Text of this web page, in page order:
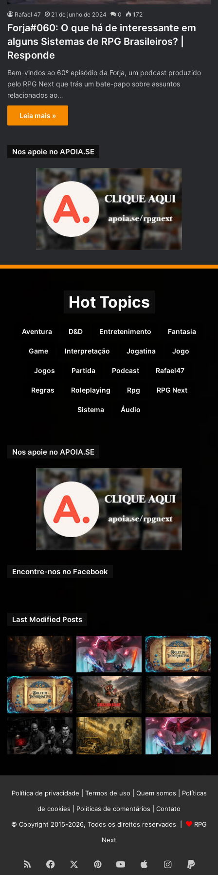
Rafael 47 21 de junho de 2024 0 172
Forja#060: O que há de interessante em
alguns Sistemas de RPG Brasileiros? |
Responde
Bem-vindos ao 60º episódio da Forja, um podcast produzido
pelo RPG Next que trás um bate-papo sobre assuntos
relacionados ao…
Leia mais »
Nos apoie no APOIA.SE
Hot Topics
Aventura D&D Entretenimento Fantasia
Game Interpretação Jogatina Jogo
Jogos Partida Podcast Rafael47
Regras Roleplaying Rpg RPG Next
Sistema Áudio
Nos apoie no APOIA.SE
Encontre-nos no Facebook
Last Modified Posts
Política de privacidade Termos de uso Quem somos
Políticas
de cookies
Políticas de comentários
Contato
© Copyright 2015-2026, Todos os direitos reservados |
RPG
Next
RSS Facebook PinterestYouTubeAppleInstagram